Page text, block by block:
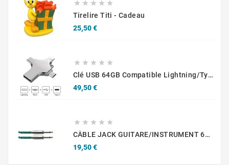
    
Tirelire Titi - Cadeau
25,50 €Prix
    
Clé USB 64GB Compatible Lightning/Type-C/Micro USB
49,50 €Prix
    
CÂBLE JACK GUITARE/INSTRUMENT 6M VERT - STAGG SGC6VT GR
19,50 €Prix